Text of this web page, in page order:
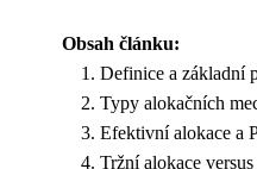
Obsah článku:
Definice a základní
Typy alokačních
Efektivní alokace a
Tržní alokace